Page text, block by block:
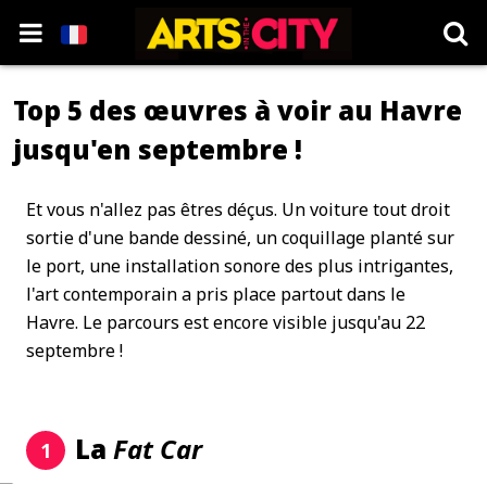
Top 5 des œuvres à voir au Havre
jusqu'en septembre !
Et vous n'allez pas êtres déçus. Un voiture tout droit
sortie d'une bande dessiné, un coquillage planté sur
le port, une installation sonore des plus intrigantes,
l'art contemporain a pris place partout dans le
Havre. Le parcours est encore visible jusqu'au 22
septembre !
1 La Fat Car